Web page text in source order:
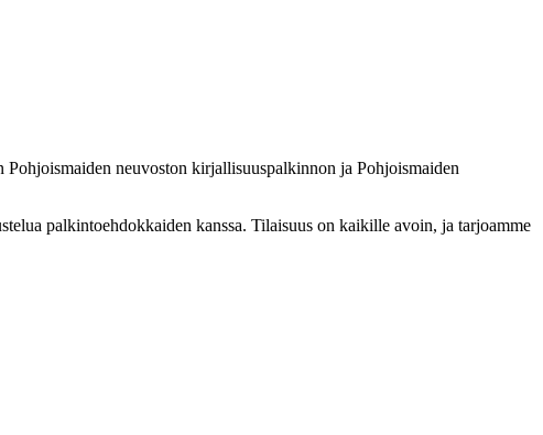
neuvoston kirjallisuuspalkinnon ja Pohjoismaiden
palkintoehdokkaiden kanssa. Tilaisuus on kaikille avoin, ja tarjoamme